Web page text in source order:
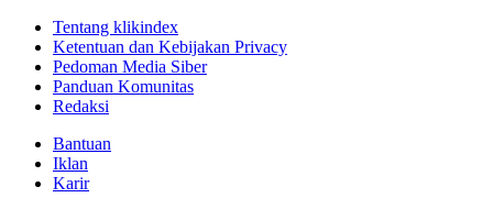
Tentang klikindex
Ketentuan dan Kebijakan Privacy
Pedoman Media Siber
Panduan Komunitas
Redaksi
Bantuan
Iklan
Karir